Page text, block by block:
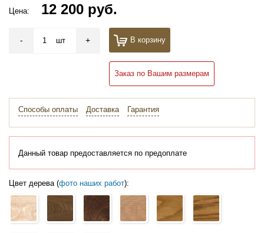
Цена: 12 200 руб.
- шт + В корзину
Заказ по Вашим размерам
Способы оплаты Доставка Гарантия
Данный товар предоставляется по предоплате
Цвет дерева (фото наших работ):